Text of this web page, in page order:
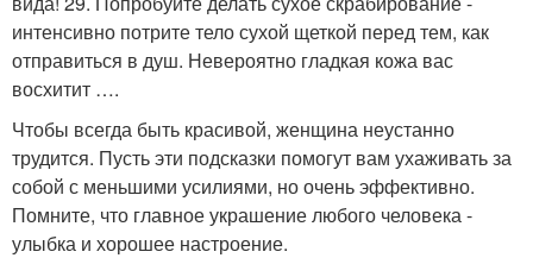
интенсивно потрите тело сухой щеткой перед тем, как
отправиться в душ. Невероятно гладкая кожа вас
восхитит ….
Чтобы всегда быть красивой, женщина неустанно
трудится. Пусть эти подсказки помогут вам ухаживать за
собой с меньшими усилиями, но очень эффективно.
Помните, что главное украшение любого человека -
улыбка и хорошее настроение.